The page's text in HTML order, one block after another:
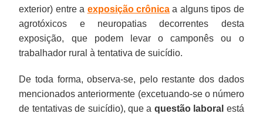
exterior) entre a exposição crônica a alguns tipos de
agrotóxicos e neuropatias decorrentes desta
exposição, que podem levar o camponês ou o
trabalhador rural à tentativa de suicídio.
De toda forma, observa-se, pelo restante dos dados
mencionados anteriormente (excetuando-se o número
de tentativas de suicídio), que a questão laboral está